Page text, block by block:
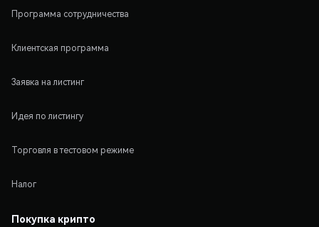
Программа сотрудничества
Клиентская программа
Заявка на листинг
Идея по листингу
Торговля в тестовом режиме
Налог
Покупка крипто